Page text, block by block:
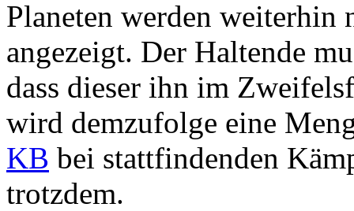
Planeten werden weiterhin
angezeigt. Der Haltende
dass dieser ihn im
wird demzufolge eine
KB bei stattfindenden
trotzdem.